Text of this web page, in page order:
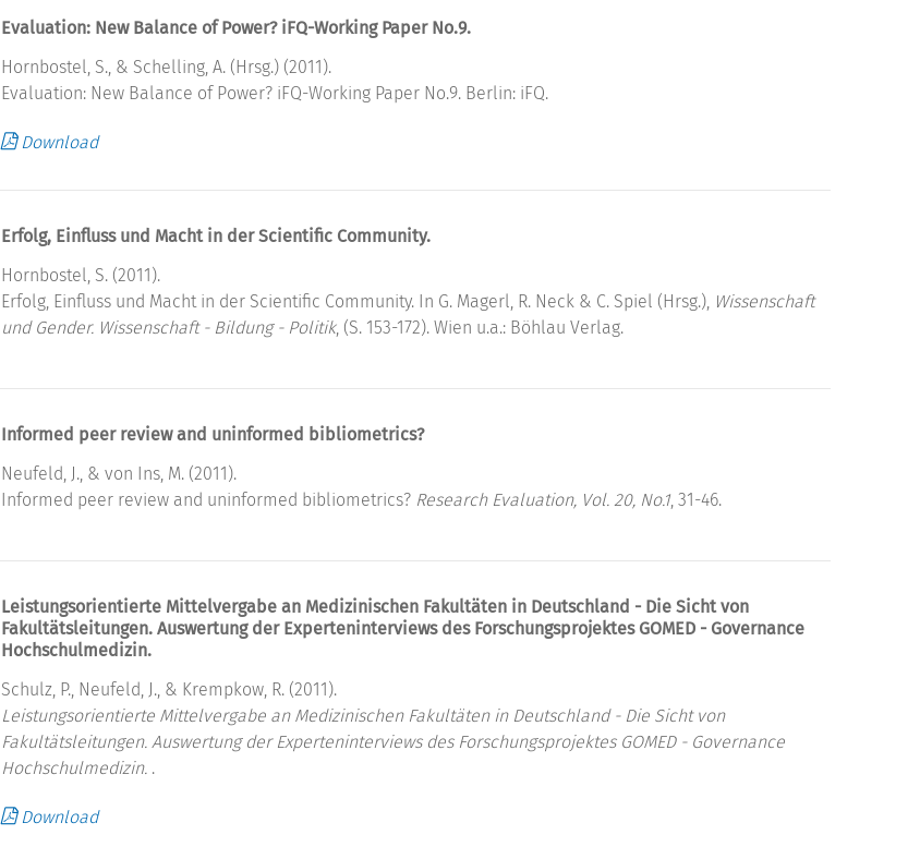
Evaluation: New Balance of Power? iFQ-Working Paper No.9.
Hornbostel, S., & Schelling, A. (Hrsg.) (2011).
Evaluation: New Balance of Power? iFQ-Working Paper No.9. Berlin: iFQ.
Download
Erfolg, Einfluss und Macht in der Scientific Community.
Hornbostel, S. (2011).
Erfolg, Einfluss und Macht in der Scientific Community. In G. Magerl, R. Neck & C. Spiel (Hrsg.), Wissenschaft
und Gender. Wissenschaft - Bildung - Politik, (S. 153-172). Wien u.a.: Böhlau Verlag.
Informed peer review and uninformed bibliometrics?
Neufeld, J., & von Ins, M. (2011).
Informed peer review and uninformed bibliometrics? Research Evaluation, Vol. 20, No.1, 31-46.
Leistungsorientierte Mittelvergabe an Medizinischen Fakultäten in Deutschland - Die Sicht von
Fakultätsleitungen. Auswertung der Experteninterviews des Forschungsprojektes GOMED - Governance
Hochschulmedizin.
Schulz, P., Neufeld, J., & Krempkow, R. (2011).
Leistungsorientierte Mittelvergabe an Medizinischen Fakultäten in Deutschland - Die Sicht von
Fakultätsleitungen. Auswertung der Experteninterviews des Forschungsprojektes GOMED - Governance
Hochschulmedizin. .
Download